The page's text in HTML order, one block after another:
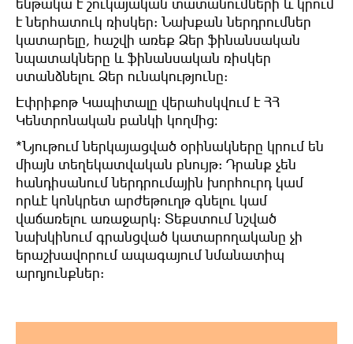
ենթակա է շուկայական տատանումների և կրում
է ներհատուկ ռիսկեր: Նախքան ներդրումներ
կատարելը, հաշվի առեք Ձեր ֆինանսական
նպատակները և ֆինանսական ռիսկեր
ստանձնելու Ձեր ունակությունը:
Էփրիքոթ Կապիտալը վերահսկվում է ՀՀ
Կենտրոնական բանկի կողմից։
*Նյութում ներկայացված օրինակները կրում են
միայն տեղեկատվական բնույթ: Դրանք չեն
հանդիսանում ներդրումային խորհուրդ կամ
որևէ կոնկրետ արժեթուղթ գնելու կամ
վաճառելու առաջարկ: Տեքստում նշված
նախկինում գրանցված կատարողականը չի
երաշխավորում ապագայում նմանատիպ
արդյունքներ: